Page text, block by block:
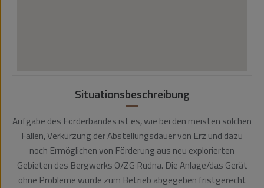
Situationsbeschreibung
Aufgabe des Förderbandes ist es, wie bei den meisten solchen
Fällen, Verkürzung der Abstellungsdauer von Erz und dazu
noch Ermöglichen von Förderung aus neu explorierten
Gebieten des Bergwerks O/ZG Rudna. Die Anlage/das Gerät
ohne Probleme wurde zum Betrieb abgegeben fristgerecht